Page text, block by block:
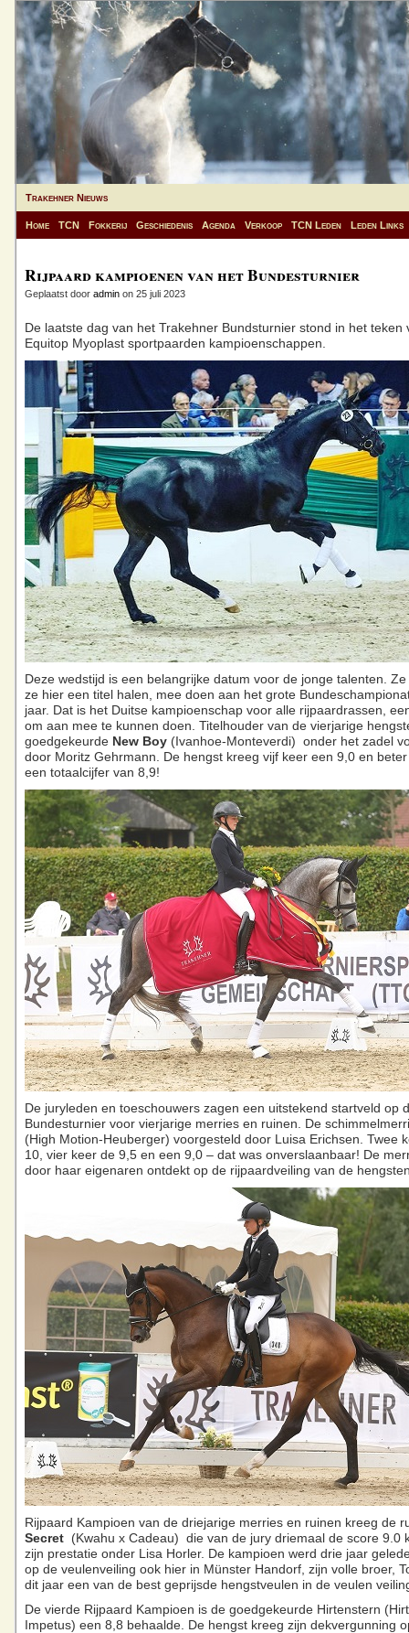
Trakehner Nieuws
Home TCN Fokkerij Geschiedenis Agenda Verkoop TCN Leden Leden Links
Rijpaard kampioenen van het Bundesturnier
Geplaatst door admin on 25 juli 2023
De laatste dag van het Trakehner Bundsturnier stond in het teken
Equitop Myoplast sportpaarden kampioenschappen.
Deze wedstijd is een belangrijke datum voor de jonge talenten.
ze hier een titel halen, mee doen aan het grote
jaar. Dat is het Duitse kampioenschap voor alle rijpaardrassen,
om aan mee te kunnen doen. Titelhouder van de vierjarige
goedgekeurde New Boy (Ivanhoe-Monteverdi) onder het zadel
door Moritz Gehrmann. De hengst kreeg vijf keer een 9,0 en
een totaalcijfer van 8,9!
De juryleden en toeschouwers zagen een uitstekend startveld op
Bundesturnier voor vierjarige merries en ruinen. De
(High Motion-Heuberger) voorgesteld door Luisa Erichsen. Twee
10, vier keer de 9,5 en een 9,0 – dat was onverslaanbaar! De
door haar eigenaren ontdekt op de rijpaardveiling van de
Rijpaard Kampioen van de driejarige merries en ruinen kreeg de
Secret (Kwahu x Cadeau) die van de jury driemaal de score 9.0
zijn prestatie onder Lisa Horler. De kampioen werd drie jaar
op de veulenveiling ook hier in Münster Handorf, zijn volle broer,
dit jaar een van de best geprijsde hengstveulen in de veulen
De vierde Rijpaard Kampioen is de goedgekeurde Hirtenstern
Impetus) een 8,8 behaalde. De hengst kreeg zijn dekvergunning